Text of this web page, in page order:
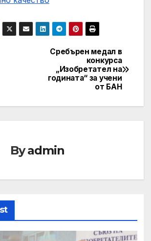
Сребърен медал в
конкурса
„Изобретател на
годината“ за учени
от БАН
Byadmin